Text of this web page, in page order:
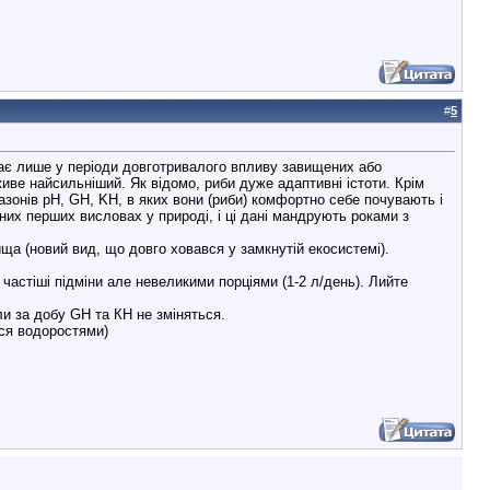
#5
лише у періоди довготривалого впливу завищених або
найсильніший. Як відомо, риби дуже адаптивні істоти. Крім
pH, GH, KH, в яких вони (риби) комфортно себе почувають і
перших висловах у природі, і ці дані мандрують роками з
(новий вид, що довго ховався у замкнутій екосистемі).
підміни але невеликими порціями (1-2 л/день). Лийте
за добу GH та КН не зміняться.
водоростями)